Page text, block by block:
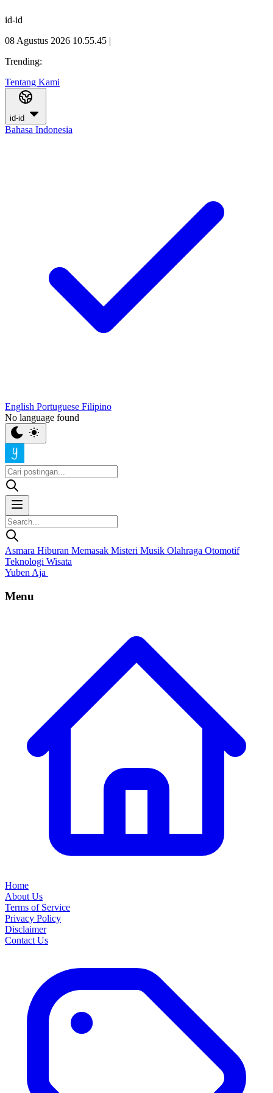
id-id
08 Agustus 2026 10.55.46 |
Trending:
Tentang Kami
id-id
Bahasa Indonesia
English Portuguese Filipino
No language found
Asmara Hiburan Memasak Misteri Musik Olahraga Otomotif
Teknologi Wisata
Yuben Aja
Menu
Home
About Us
Terms of Service
Privacy Policy
Disclaimer
Contact Us